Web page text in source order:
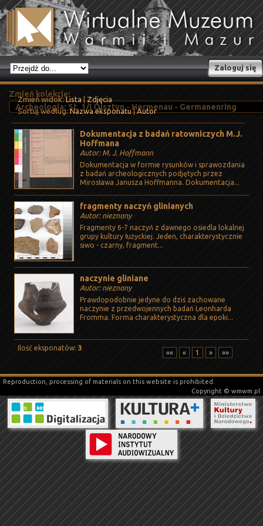
Zaloguj się
Zmień kolekcję:
Zmień widok:Lista|Zdjęcia
Sortuj według:Nazwa eksponatu|Autor
Dokumentacja z badań ratowniczych M.J.
Hoffmana
Autor: M. J. Hoffmann
Dokumentacja w formie rysunków i sprawozdania
z badań archeologicznych podjętych przez
Mirosława Janusza Hoffmanna. Dokumentacja...
fragmenty naczyń glinianych
Autor: nieznany
Fragmenty 6-7 naczyń z dawnego osiedla lokalnej
grupy kultury łużyckiej. Jeden, charakterystycznie
siwo - czarny, fragment...
naczynie gliniane
Autor: nieznany
Prawdopodobnie jedyne do dziś zachowane
naczynie z przedwojennych badań Leonharda
Fromma. Forma charakterystyczna dla epoki...
Ilość eksponatów: 3
«« « 1 » »»
Reproduction, processing of materials on this website is prohibited.
Copyright © wmwm.pl